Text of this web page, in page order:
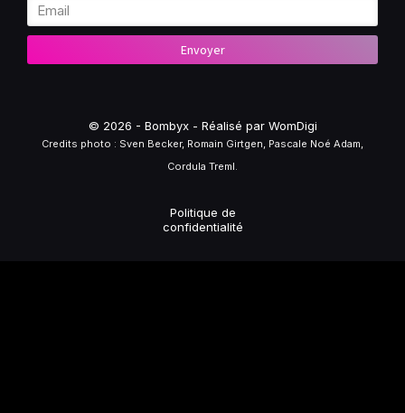
Envoyer
© 2026 - Bombyx - Réalisé par WomDigi
Credits photo : Sven Becker, Romain Girtgen, Pascale Noé Adam,
Cordula Treml.
Politique de
confidentialité